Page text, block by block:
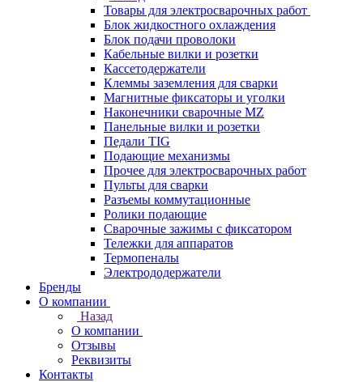
Товары для электросварочных работ
Блок жидкостного охлаждения
Блок подачи проволоки
Кабельные вилки и розетки
Кассетодержатели
Клеммы заземления для сварки
Магнитные фиксаторы и уголки
Наконечники сварочные MZ
Панельные вилки и розетки
Педали TIG
Подающие механизмы
Прочее для электросварочных работ
Пульты для сварки
Разъемы коммутационные
Ролики подающие
Сварочные зажимы с фиксатором
Тележки для аппаратов
Термопеналы
Электрододержатели
Бренды
О компании
Назад
О компании
Отзывы
Реквизиты
Контакты